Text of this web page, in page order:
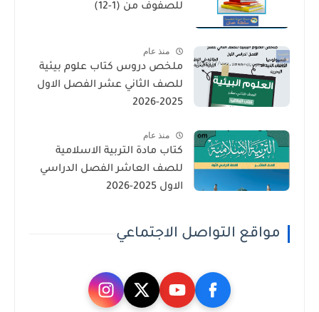
للصفوف من (1-12)
منذ عام
ملخص دروس كتاب علوم بيئية
للصف الثاني عشر الفصل الاول
2025-2026
منذ عام
كتاب مادة التربية الاسلامية
للصف العاشر الفصل الدراسي
الاول 2025-2026
مواقع التواصل الاجتماعي